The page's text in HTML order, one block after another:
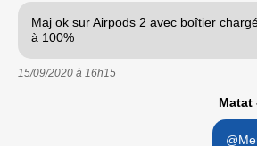
Maj ok sur Airpods 2 avec boîtier
à 100%
15/09/2020 à 16h15
Matat